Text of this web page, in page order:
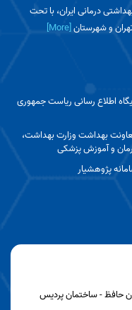
درمانی ایران، با تحت
و شهرستان[More]
اطلاع رسانی ریاست جمهوری
بهداشت وزارت بهداشت،
و آموزش پزشکی
پژوهشیار
حافظ - ساختمان پردیس